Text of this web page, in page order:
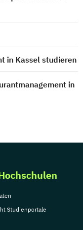
in Kassel studieren
in
Studienportale